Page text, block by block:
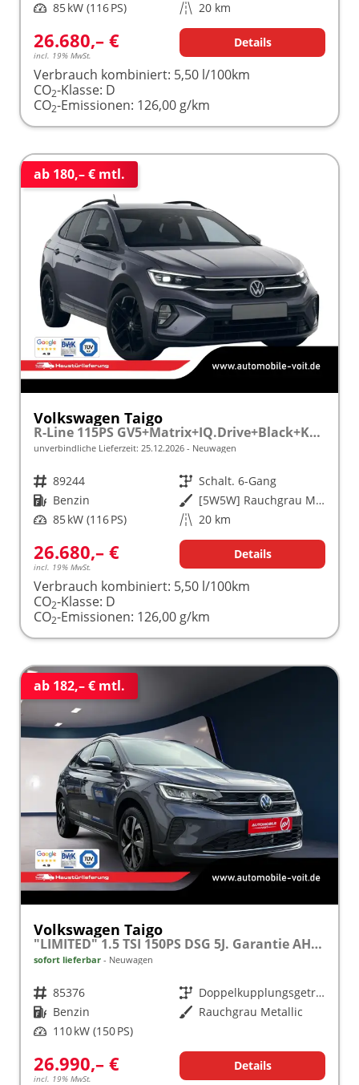
Leistung 85 kW (116 PS) Kilometerstand 20 km
26.680,– €
incl. 19% MwSt.
Details
Verbrauch kombiniert: 5,50 l/100km
CO2-Klasse: D
CO2-Emissionen: 126,00 g/km
ab 180,– € mtl.
Volkswagen Taigo
R-Line 115PS GV5+Matrix+IQ.Drive+Black+Keyless+Alu18+Cam+Sitzhz+Climatronic
unverbindliche Lieferzeit: 25.12.2026 Neuwagen
Fahrzeugnr. 89244 Getriebe Schalt. 6-Gang
Kraftstoff Benzin Außenfarbe
[5W5W] Rauchgrau Metallic
Leistung 85 kW (116 PS) Kilometerstand 20 km
26.680,– €
incl. 19% MwSt.
Details
Verbrauch kombiniert: 5,50 l/100km
CO2-Klasse: D
CO2-Emissionen: 126,00 g/km
ab 182,– € mtl.
Volkswagen Taigo
"LIMITED" 1.5 TSI 150PS DSG 5J. Garantie AHK Ganzj. Reifen ACC SHZ LED ALU APP Connect
sofort lieferbar Neuwagen
Fahrzeugnr. 85376 Getriebe
Doppelkupplungsgetriebe (DSG)
Kraftstoff Benzin Außenfarbe Rauchgrau Metallic
Leistung 110 kW (150 PS)
26.990,– €
incl. 19% MwSt.
Details